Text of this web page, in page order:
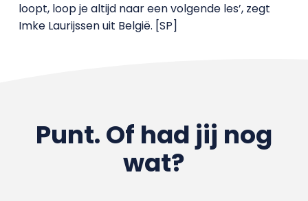
loopt, loop je altijd naar een volgende les’, zegt
Imke Laurijssen uit België. [SP]
Punt. Of had jij nog
wat?